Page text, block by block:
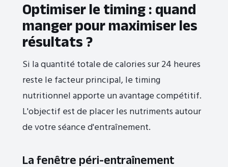
Optimiser le timing : quand
manger pour maximiser les
résultats ?
Si la quantité totale de calories sur 24 heures
reste le facteur principal, le timing
nutritionnel apporte un avantage compétitif.
L'objectif est de placer les nutriments autour
de votre séance d'entraînement.
La fenêtre péri-entraînement